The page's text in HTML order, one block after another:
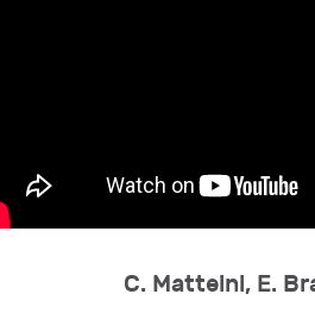
C. Matteini, E.